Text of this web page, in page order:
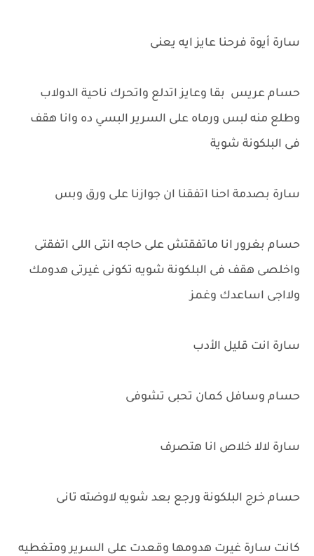
سارة أيوة فرحنا عايز ايه يعنى
حسام عريس بقا وعايز اتدلع واتحرك ناحية الدولاب
وطلع منه لبس ورماه على السرير البسي ده وانا هقف
فى البلكونة شوية
سارة بصدمة احنا اتفقنا ان جوازنا على ورق وبس
حسام بغرور انا ماتفقتش على حاجه انتى اللى اتفقتى
واخلصى هقف فى البلكونة شويه تكونى غيرتى هدومك
ولااجى اساعدك وغمز
سارة انت قليل الأدب
حسام وسافل كمان تحبى تشوفى
سارة لالا خلاص انا هتصرف
حسام خرج البلكونة ورجع بعد شويه لاوضته تانى
كانت سارة غيرت هدومها وقعدت على السرير ومتغطيه